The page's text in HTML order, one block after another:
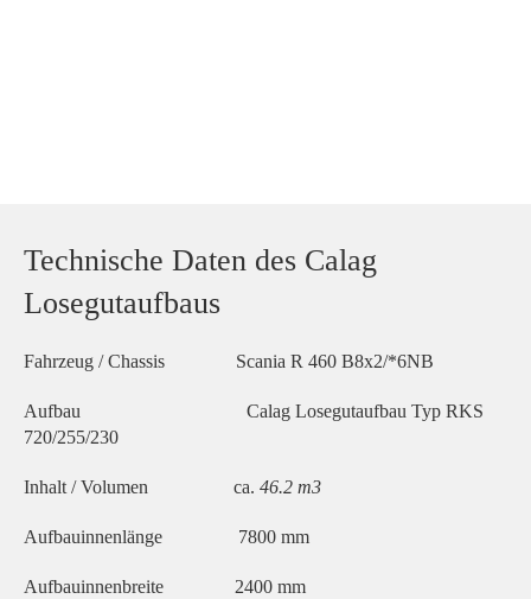
Technische Daten des Calag
Losegutaufbaus
Fahrzeug / Chassis Scania R 460 B8x2/*6NB
Aufbau Calag Losegutaufbau Typ RKS
720/255/230
Inhalt / Volumen ca. 46.2 m3
Aufbauinnenlänge 7800 mm
Aufbauinnenbreite 2400 mm